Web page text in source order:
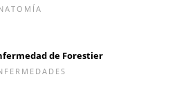
de Forestier